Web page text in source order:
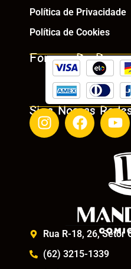
Política de Privacidade
Política de Cookies
Formas De
Siga Nossas
Rua R-18, 26, Setor
(62) 3215-1339